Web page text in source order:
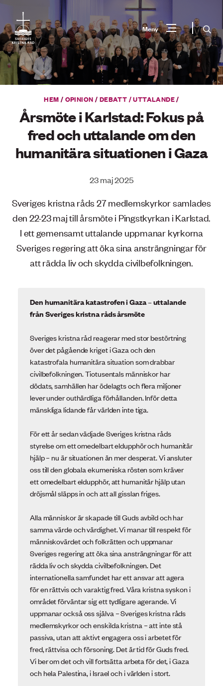
Gå
innehåll
Meny Sök
Vad
letar
Sök
HEM / OPINION / DEBATT / UTTALANDE/
Årsmöte i Karlstad: Fokus på
fred och uttalande om den
humanitära situationen i Gaza
23 maj 2025
Sveriges kristna råds 27 medlemskyrkor samlades
den 22-23 maj till årsmöte i Pingstkyrkan i Karlstad.
I ett gemensamt uttalande uppmanar kyrkorna
Sveriges regering att öka sina ansträngningar för
att rädda liv och skydda civilbefolkningen.
Den humanitära katastrofen i Gaza – uttalande
från Sveriges kristna råds årsmöte
Sveriges kristna råd reagerar med stor bestörtning
över det pågående kriget i Gaza och den
katastrofala humanitära situation som drabbar
civilbefolkningen. Tiotusentals människor har
dödats, samhällen har ödelagts och flera miljoner
lever under outhärdliga förhållanden. Inför detta
mänskliga lidande får världen inte tiga.
För ett år sedan vädjade Sveriges kristna råds
styrelse om ett omedelbart eldupphör och humanitär
hjälp – nu är situationen än mer desperat. Vi ansluter
oss till den globala ekumeniska rösten som kräver
ett omedelbart eldupphör, att humanitär hjälp utan
dröjsmål släpps in och att all gisslan friges.
Alla människor är skapade till Guds avbild och har
samma värde och värdighet. Vi manar till respekt för
människovärdet och folkrätten och uppmanar
Sveriges regering att öka sina ansträngningar för att
rädda liv och skydda civilbefolkningen. Det
internationella samfundet har ett ansvar att agera
för en rättvis och varaktig fred. Våra kristna syskon i
området förväntar sig ett tydligare agerande. Vi
uppmanar också oss själva – Sveriges kristna råds
medlemskyrkor och enskilda kristna – att inte stå
passiva, utan att aktivt engagera oss i arbetet för
fred, rättvisa och försoning. Det är tid för Guds fred.
Vi ber om det och vill fortsätta arbeta för det, i Gaza
och hela Palestina, i Israel och i världen i stort.